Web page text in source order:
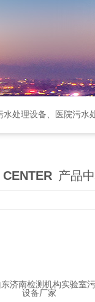
污水处理设备、口腔门诊污
产品